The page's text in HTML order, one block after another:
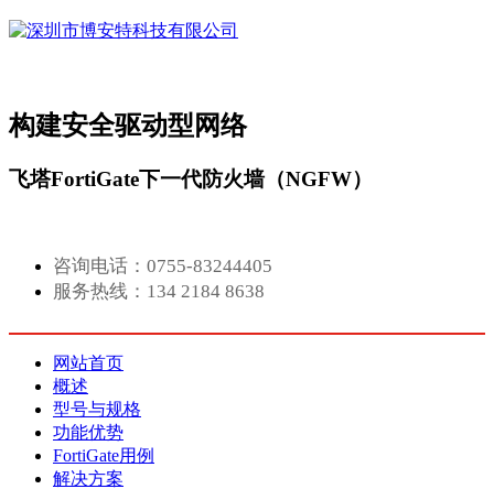
构建安全驱动型网络
飞塔FortiGate下一代防火墙（NGFW）
咨询电话：0755-83244405
服务热线：134 2184 8638
网站首页
概述
型号与规格
功能优势
FortiGate用例
解决方案